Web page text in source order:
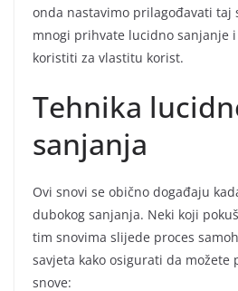
onda nastavimo prilagođavati taj
mnogi prihvate lucidno sanjanje
koristiti za vlastitu korist.
Tehnika
sanjanja
Ovi snovi se obično događaju
dubokog sanjanja. Neki koji
tim snovima slijede proces
savjeta kako osigurati da možete
snove: